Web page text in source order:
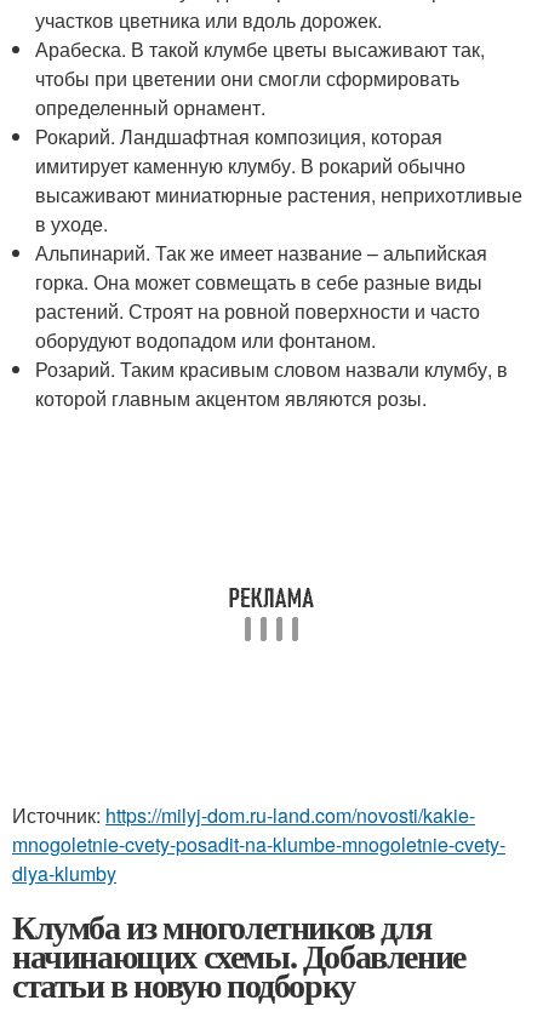
участков цветника или вдоль дорожек.
Арабеска. В такой клумбе цветы высаживают так,
чтобы при цветении они смогли сформировать
определенный орнамент.
Рокарий. Ландшафтная композиция, которая
имитирует каменную клумбу. В рокарий обычно
высаживают миниатюрные растения, неприхотливые
в уходе.
Альпинарий. Так же имеет название – альпийская
горка. Она может совмещать в себе разные виды
растений. Строят на ровной поверхности и часто
оборудуют водопадом или фонтаном.
Розарий. Таким красивым словом назвали клумбу, в
которой главным акцентом являются розы.
Источник: https://milyj-dom.ru-land.com/novosti/kakie-
mnogoletnie-cvety-posadit-na-klumbe-mnogoletnie-cvety-
dlya-klumby
Клумба из многолетников для
начинающих схемы. Добавление
статьи в новую подборку